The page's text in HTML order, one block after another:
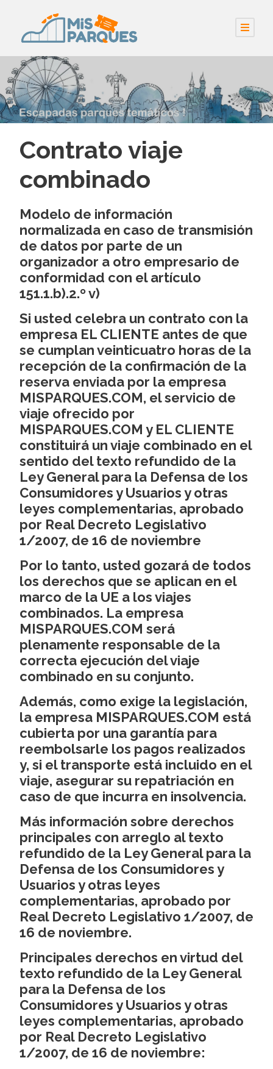
Contrato viaje
combinado
Modelo de información
normalizada en caso de transmisión
de datos por parte de un
organizador a otro empresario de
conformidad con el artículo
151.1.b).2.º v)
Si usted celebra un contrato con la
empresa EL CLIENTE antes de que
se cumplan veinticuatro horas de la
recepción de la confirmación de la
reserva enviada por la empresa
MISPARQUES.COM, el servicio de
viaje ofrecido por
MISPARQUES.COM y EL CLIENTE
constituirá un viaje combinado en el
sentido del texto refundido de la
Ley General para la Defensa de los
Consumidores y Usuarios y otras
leyes complementarias, aprobado
por Real Decreto Legislativo
1/2007, de 16 de noviembre
Por lo tanto, usted gozará de todos
los derechos que se aplican en el
marco de la UE a los viajes
combinados. La empresa
MISPARQUES.COM será
plenamente responsable de la
correcta ejecución del viaje
combinado en su conjunto.
Además, como exige la legislación,
la empresa MISPARQUES.COM está
cubierta por una garantía para
reembolsarle los pagos realizados
y, si el transporte está incluido en el
viaje, asegurar su repatriación en
caso de que incurra en insolvencia.
Más información sobre derechos
principales con arreglo al texto
refundido de la Ley General para la
Defensa de los Consumidores y
Usuarios y otras leyes
complementarias, aprobado por
Real Decreto Legislativo 1/2007, de
16 de noviembre.
Principales derechos en virtud del
texto refundido de la Ley General
para la Defensa de los
Consumidores y Usuarios y otras
leyes complementarias, aprobado
por Real Decreto Legislativo
1/2007, de 16 de noviembre: